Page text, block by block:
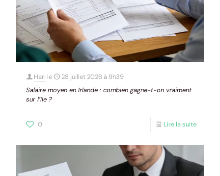
Hari le
28 juillet 2026 à 9h39
Salaire moyen en Irlande : combien gagne-t-on vraiment
sur l’île ?
0 Lire la suite